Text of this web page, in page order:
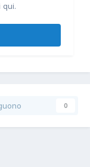
qui.
0